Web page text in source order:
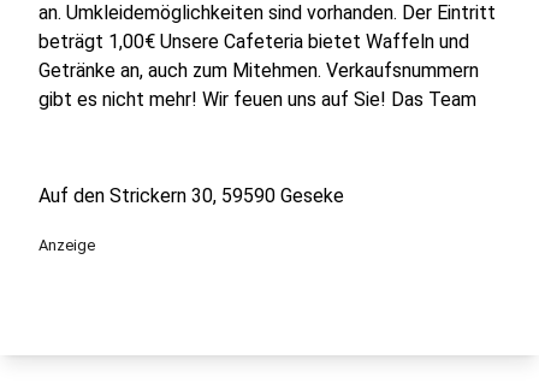
an. Umkleidemöglichkeiten sind vorhanden. Der Eintritt
beträgt 1,00€ Unsere Cafeteria bietet Waffeln und
Getränke an, auch zum Mitehmen. Verkaufsnummern
gibt es nicht mehr! Wir feuen uns auf Sie! Das Team
Auf den Strickern 30, 59590 Geseke
Anzeige